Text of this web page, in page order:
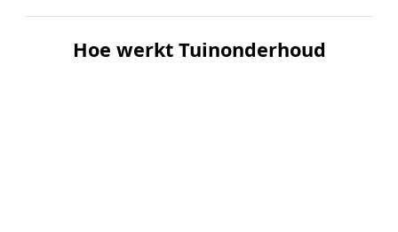
Hoe werkt Tuinonderhoud